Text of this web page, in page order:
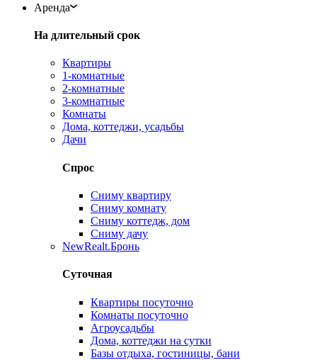
Аренда
На длительный срок
Квартиры
1-комнатные
2-комнатные
3-комнатные
Комнаты
Дома, коттеджи, усадьбы
Дачи
Спрос
Сниму квартиру
Сниму комнату
Сниму коттедж, дом
Сниму дачу
NewRealt.Бронь
Суточная
Квартиры посуточно
Комнаты посуточно
Агроусадьбы
Дома, коттеджи на сутки
Базы отдыха, гостиницы, бани